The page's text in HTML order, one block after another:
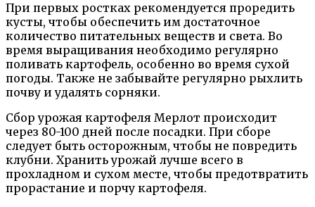
При первых ростках рекомендуется проредить
кусты, чтобы обеспечить им достаточное
количество питательных веществ и света. Во
время выращивания необходимо регулярно
поливать картофель, особенно во время сухой
погоды. Также не забывайте регулярно рыхлить
почву и удалять сорняки.
Сбор урожая картофеля Мерлот происходит
через 80-100 дней после посадки. При сборе
следует быть осторожным, чтобы не повредить
клубни. Хранить урожай лучше всего в
прохладном и сухом месте, чтобы предотвратить
прорастание и порчу картофеля.